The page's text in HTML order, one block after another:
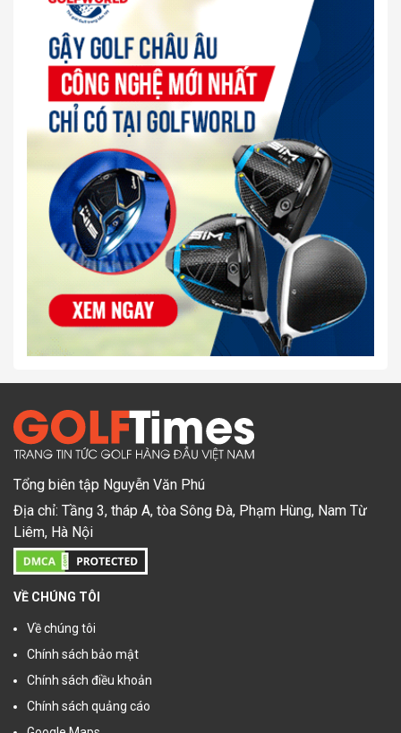
Tổng biên tập Nguyễn Văn Phú
Địa chỉ: Tầng 3, tháp A, tòa Sông Đà, Phạm Hùng, Nam Từ
Liêm, Hà Nội
VỀ CHÚNG TÔI
Về chúng tôi
Chính sách bảo mật
Chính sách điều khoản
Chính sách quảng cáo